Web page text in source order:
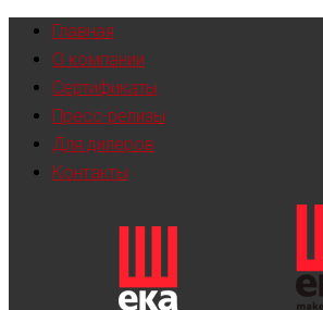
Главная
О компании
Сертификаты
Пресс-релизы
Для дилеров
Контакты